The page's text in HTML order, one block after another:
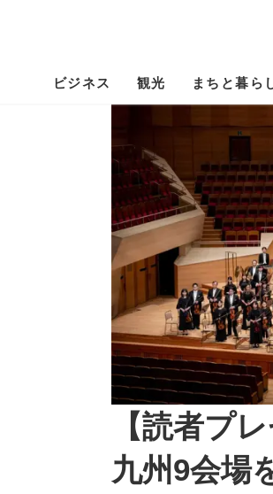
ビジネス 観光 まちと暮ら
【読者プ
九州9会場